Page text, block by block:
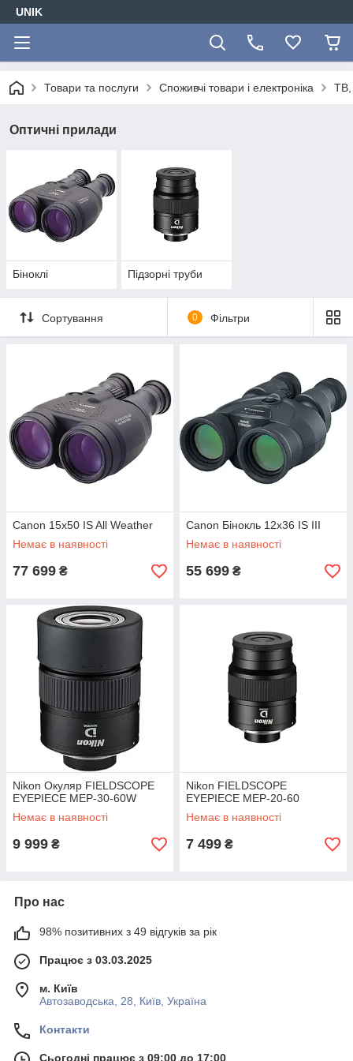
UNIK
Товари та послуги Споживчі товари і електроніка ТВ,
Оптичні прилади
Біноклі Підзорні труби
Сортування 0 Фільтри
Canon 15x50 IS All Weather
Немає в наявності
77 699 ₴
Canon Бінокль 12x36 IS III
Немає в наявності
55 699 ₴
Nikon Окуляр FIELDSCOPE
EYEPIECE MEP-30-60W
Немає в наявності
9 999 ₴
Nikon FIELDSCOPE
EYEPIECE MEP-20-60
Немає в наявності
7 499 ₴
Про нас
98% позитивних з 49 відгуків за рік
Працює з 03.03.2025
м. Київ
Автозаводська, 28, Київ, Україна
Контакти
Сьогодні працює з 09:00 до 17:00